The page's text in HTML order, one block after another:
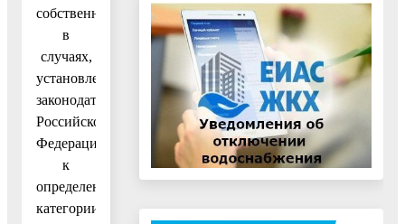
собственности,
в
случаях,
установленных
законодательством
Российской
Федерации,
к
определенной
категории»